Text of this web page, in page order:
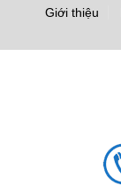
Giới thiệu